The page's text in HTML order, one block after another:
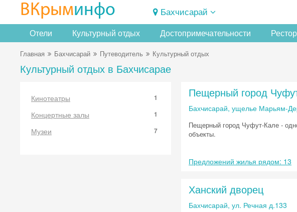
ВКрыминфо Бахчисарай
Отели Культурный отдых Достопримечательности
Главная Бахчисарай Путеводитель Культурный отдых
Культурный отдых в Бахчисарае
Кинотеатры 1
Концертные залы 1
Музеи 7
Пещерный город
Бахчисарай, ущелье Марьям-
Пещерный город Чуфут-Кале -
объекты.
Предложений жилья рядом: 13
Ханский дворец
Бахчисарай, ул. Речная д.133